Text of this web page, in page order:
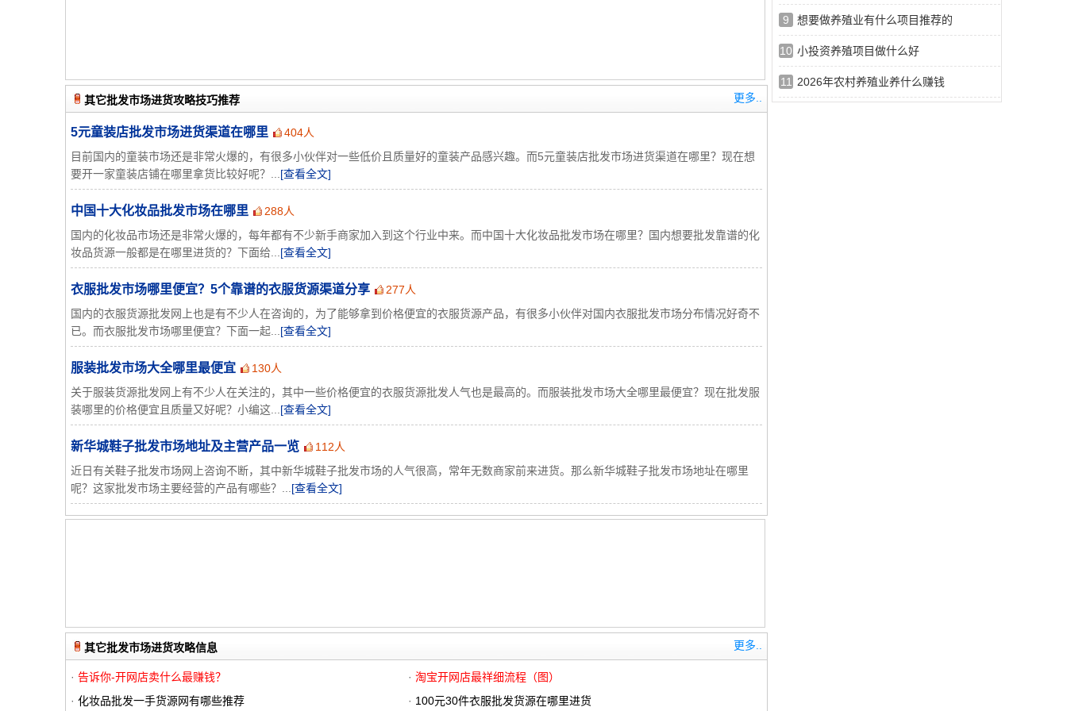
其它批发市场进货攻略技巧推荐 更多..
5元童装店批发市场进货渠道在哪里
404人
目前国内的童装市场还是非常火爆的，有很多小伙伴对一些低价且质量好的童装产品感兴趣。而5元童装店批发市场进货渠道在哪里？现在想
要开一家童装店铺在哪里拿货比较好呢？... [查看全文]
中国十大化妆品批发市场在哪里
288人
国内的化妆品市场还是非常火爆的，每年都有不少新手商家加入到这个行业中来。而中国十大化妆品批发市场在哪里？国内想要批发靠谱的化
妆品货源一般都是在哪里进货的？下面给... [查看全文]
衣服批发市场哪里便宜？5个靠谱的衣服货源渠道分享
277人
国内的衣服货源批发网上也是有不少人在咨询的，为了能够拿到价格便宜的衣服货源产品，有很多小伙伴对国内衣服批发市场分布情况好奇不
已。而衣服批发市场哪里便宜？下面一起... [查看全文]
服装批发市场大全哪里最便宜
130人
关于服装货源批发网上有不少人在关注的，其中一些价格便宜的衣服货源批发人气也是最高的。而服装批发市场大全哪里最便宜？现在批发服
装哪里的价格便宜且质量又好呢？小编这... [查看全文]
新华城鞋子批发市场地址及主营产品一览
112人
近日有关鞋子批发市场网上咨询不断，其中新华城鞋子批发市场的人气很高，常年无数商家前来进货。那么新华城鞋子批发市场地址在哪里
呢？这家批发市场主要经营的产品有哪些？... [查看全文]
其它批发市场进货攻略信息 更多..
· 告诉你-开网店卖什么最赚钱？ · 淘宝开网店最祥细流程（图）
· 化妆品批发一手货源网有哪些推荐 · 100元30件衣服批发货源在哪里进货
9 想要做养殖业有什么项目推荐的
10 小投资养殖项目做什么好
11 2026年农村养殖业养什么赚钱